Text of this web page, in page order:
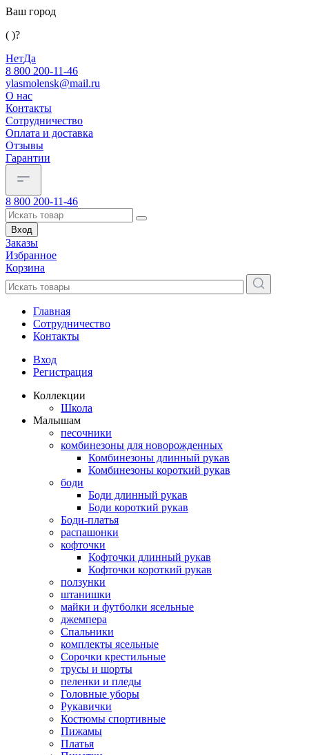
Ваш город
( )?
НетДа
8 800 200-11-46
ylasmolensk@mail.ru
О нас
Контакты
Сотрудничество
Оплата и доставка
Отзывы
Гарантии
8 800 200-11-46
Вход
Заказы
Избранное
Корзина
Главная
Сотрудничество
Контакты
Вход
Регистрация
Коллекции
Школа
Малышам
песочники
комбинезоны для новорожденных
Комбинезоны длинный рукав
Комбинезоны короткий рукав
боди
Боди длинный рукав
Боди короткий рукав
Боди-платья
распашонки
кофточки
Кофточки длинный рукав
Кофточки короткий рукав
ползунки
штанишки
майки и футболки ясельные
джемпера
Спальники
комплекты ясельные
Сорочки крестильные
трусы и шорты
пеленки и пледы
Головные уборы
Рукавички
Костюмы спортивные
Пижамы
Платья